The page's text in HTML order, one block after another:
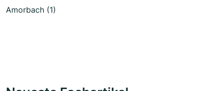
Amorbach (1)